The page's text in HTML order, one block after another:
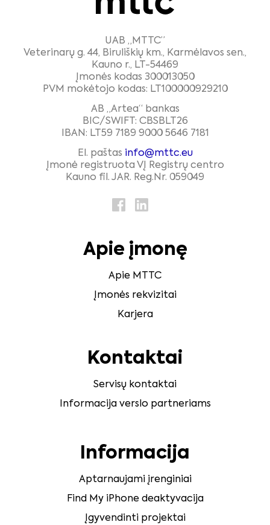
UAB „MTTC”
Veterinarų g. 44, Biruliškių km., Karmėlavos sen.,
Kauno r., LT-54469
Įmonės kodas 300013050
PVM mokėtojo kodas: LT100000929210
AB „Artea“ bankas
BIC/SWIFT: CBSBLT26
IBAN: LT59 7189 9000 5646 7181
El. paštas info@mttc.eu
Įmonė registruota VĮ Registrų centro
Kauno fil. JAR. Reg.Nr. 059049
Apie įmonę
Apie MTTC
Įmonės rekvizitai
Karjera
Kontaktai
Servisų kontaktai
Informacija verslo partneriams
Informacija
Aptarnaujami įrenginiai
Find My iPhone deaktyvacija
Įgyvendinti projektai